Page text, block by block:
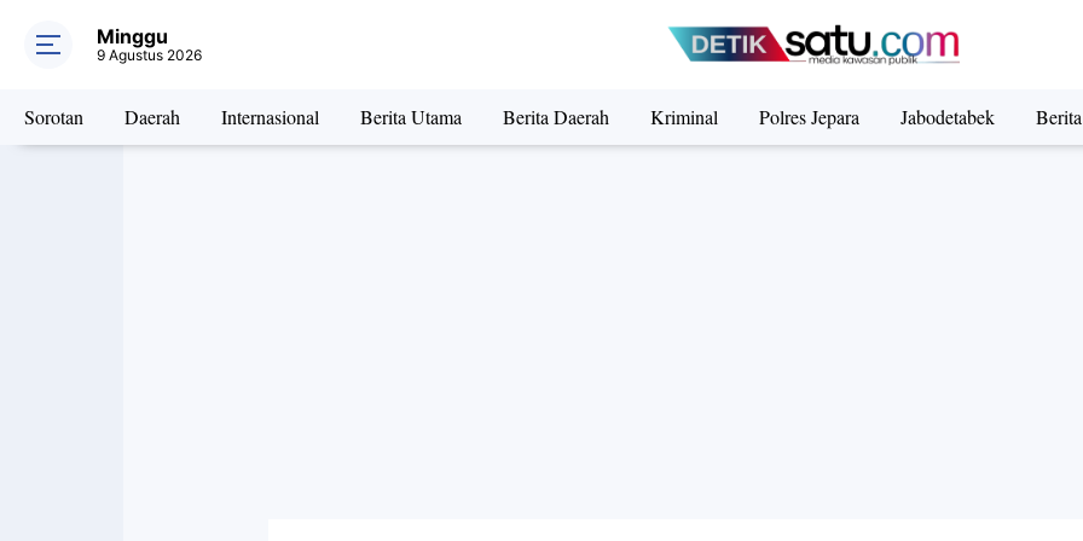
Minggu
9 Agustus 2026
Sorotan Daerah Internasional Berita Utama Berita Daerah Kriminal Polres Jepara Jabodetabek